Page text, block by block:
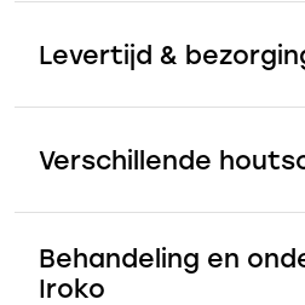
Levertijd &
Verschillende
Behandeling en
Iroko